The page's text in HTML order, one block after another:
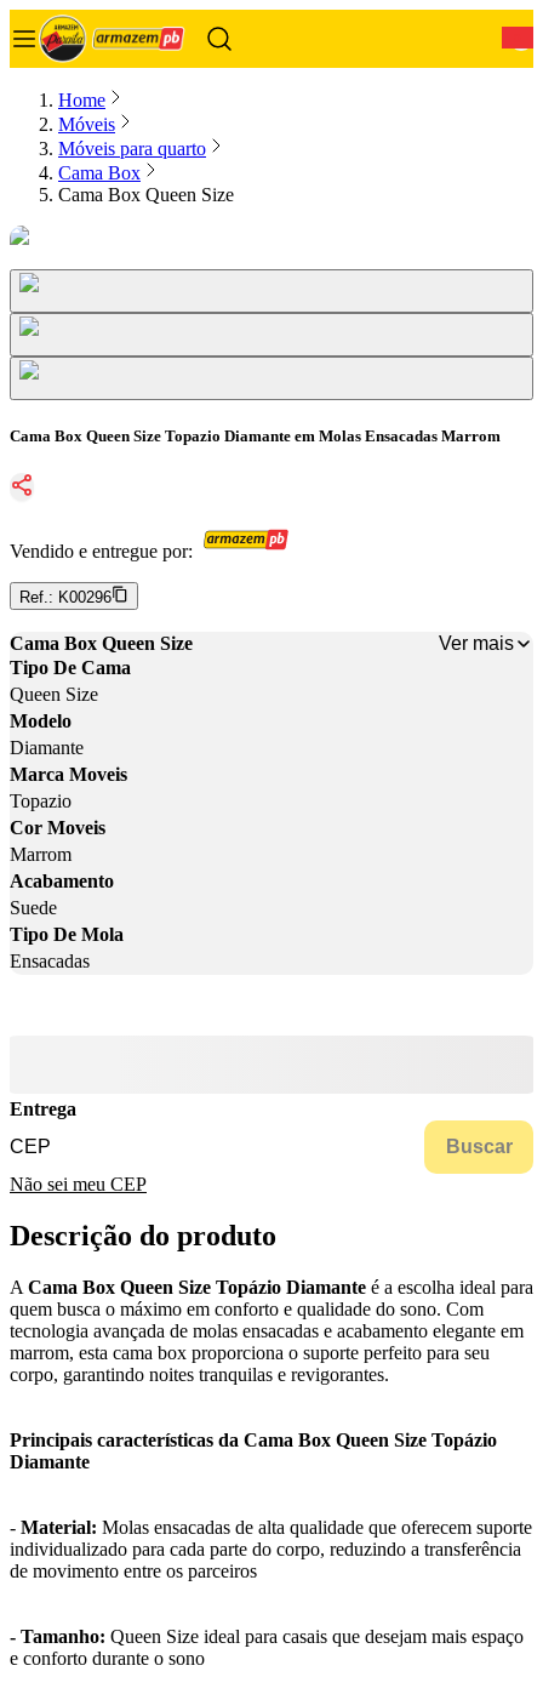
Home
Móveis
Móveis para quarto
Cama Box
Cama Box Queen Size
Cama Box Queen Size Topazio Diamante em Molas Ensacadas Marrom
Vendido e entregue por:
Ref.: K00296
Cama Box Queen Size
Ver mais
Tipo De Cama
Queen Size
Modelo
Diamante
Marca Moveis
Topazio
Cor Moveis
Marrom
Acabamento
Suede
Tipo De Mola
Ensacadas
Entrega
Buscar
Não sei meu CEP
Descrição do produto
A Cama Box Queen Size Topázio Diamante é a escolha ideal para
quem busca o máximo em conforto e qualidade do sono. Com
tecnologia avançada de molas ensacadas e acabamento elegante em
marrom, esta cama box proporciona o suporte perfeito para seu
corpo, garantindo noites tranquilas e revigorantes.
Principais características da Cama Box Queen Size Topázio
Diamante
- Material: Molas ensacadas de alta qualidade que oferecem suporte
individualizado para cada parte do corpo, reduzindo a transferência
de movimento entre os parceiros
- Tamanho: Queen Size ideal para casais que desejam mais espaço
e conforto durante o sono